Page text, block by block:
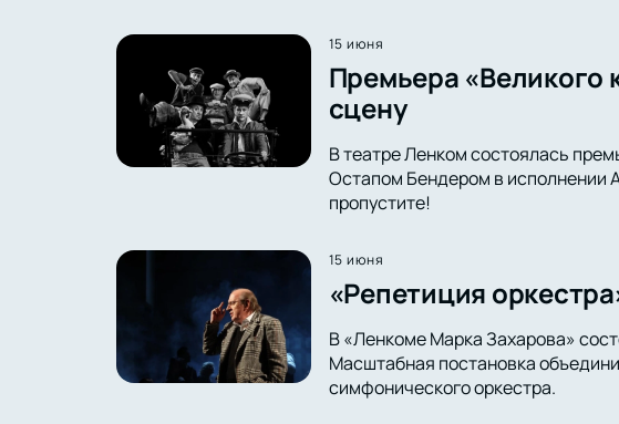
15 июня
Премьера «Великого
сцену
В театре Ленком состоялась
Остапом Бендером в исполнении
пропустите!
15 июня
«Репетиция
В «Ленкоме Марка Захарова»
Масштабная постановка
симфонического оркестра.